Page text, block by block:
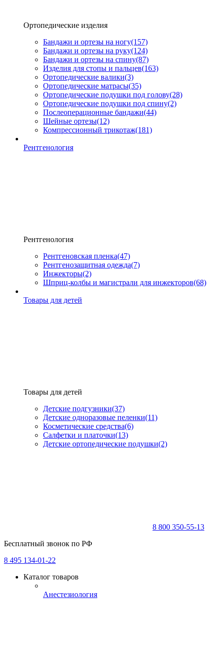
Ортопедические изделия
Бандажи и ортезы на ногу(157)
Бандажи и ортезы на руку(124)
Бандажи и ортезы на спину(87)
Изделия для стопы и пальцев(163)
Ортопедические валики(3)
Ортопедические матрасы(35)
Ортопедические подушки под голову(28)
Ортопедические подушки под спину(2)
Послеоперационные бандажи(44)
Шейные ортезы(12)
Компрессионный трикотаж(181)
Рентгенология
Рентгенология
Рентгеновская пленка(47)
Рентгенозащитная одежда(7)
Инжекторы(2)
Шприц-колбы и магистрали для инжекторов(68)
Товары для детей
Товары для детей
Детские подгузники(37)
Детские одноразовые пеленки(11)
Косметические средства(6)
Салфетки и платочки(13)
Детские ортопедические подушки(2)
8 800 350-55-13
Бесплатный звонок по РФ
8 495 134-01-22
Каталог товаров
Анестезиология